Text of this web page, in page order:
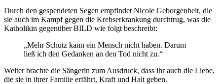
Durch den gespendeten Segen empfindet Nicole Geborgenheit, die
sie auch im Kampf gegen die Krebserkrankung durchtrug, was die
Katholikin gegenüber BILD wie folgt beschreibt:
„Mehr Schutz kann ein Mensch nicht haben. Darum
ließ ich den Gedanken an den Tod nicht zu.“
Weiter brachte die Sängerin zum Ausdruck, dass ihr auch die Liebe,
die sie in ihrer Familie erfährt, Kraft und Halt geben.